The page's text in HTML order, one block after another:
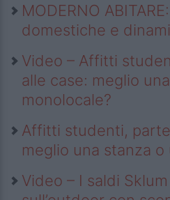
MODERNO
domestiche e
Video – Affitti
alle case: meglio
monolocale?
Affitti studenti,
meglio una stanza
Video – I saldi